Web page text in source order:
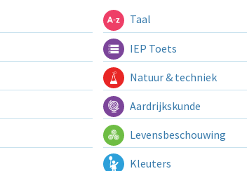
Taal
IEP Toets
Natuur & techniek
Aardrijkskunde
Levensbeschouwing
Kleuters